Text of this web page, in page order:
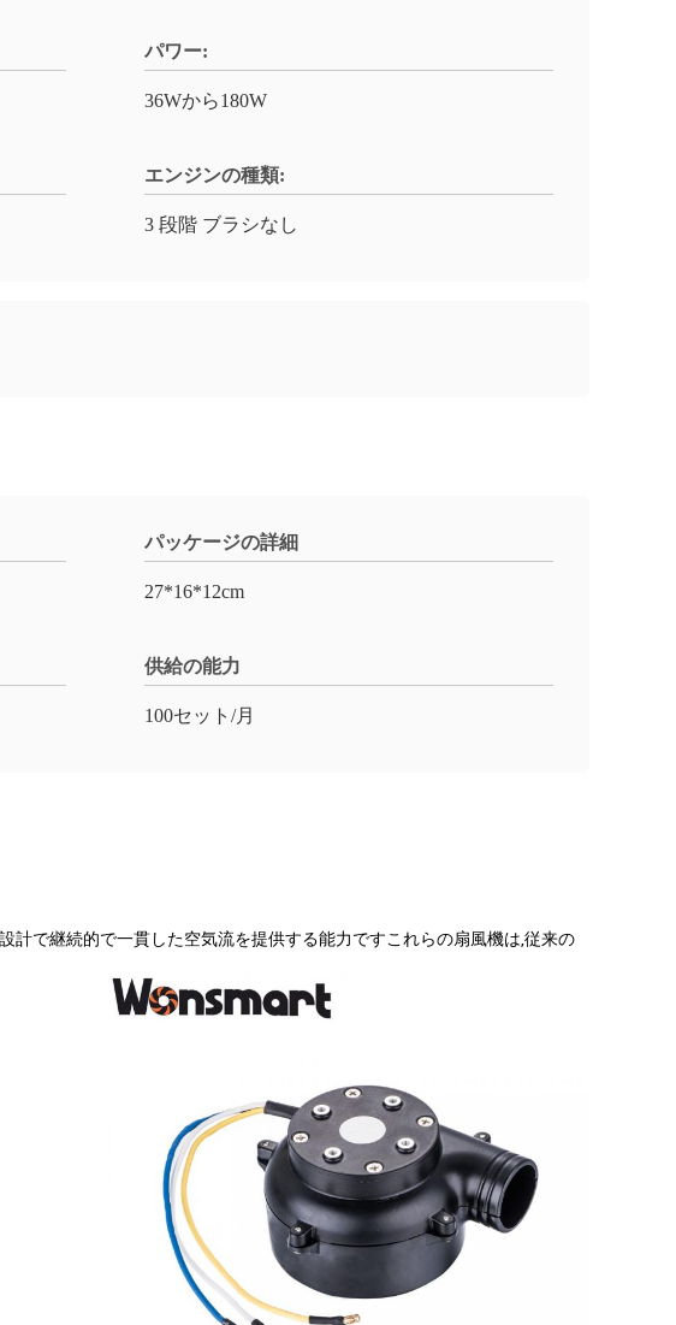
パワー:
36Wから180W
エンジンの種類:
3 段階 ブラシなし
パッケージの詳細
27*16*12cm
供給の能力
100セット/月
計で継続的で一貫した空気流を提供する能力ですこれらの扇風機は,従来の